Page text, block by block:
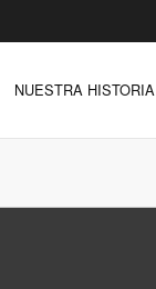
NUESTRA HISTORIA